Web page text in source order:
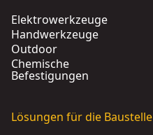
Elektrowerkzeuge
Handwerkzeuge
Outdoor
Chemische
Befestigungen
Lösungen für die Baustelle